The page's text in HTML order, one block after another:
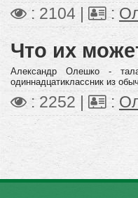
: 2104 | :
Что их
Александр Олешко -
одиннадцатиклассник из
: 2252 | :